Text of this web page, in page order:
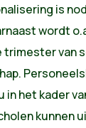
is
wordt
van
in het kader
kunnen